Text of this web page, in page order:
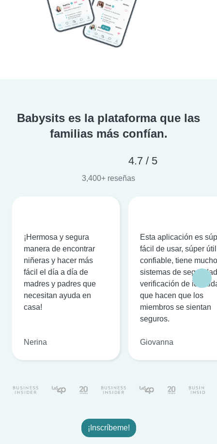
Babysits es la plataforma que las
familias más confían.
4.7 / 5
3,400+ reseñas
¡Hermosa y segura
manera de encontrar
niñeras y hacer más
fácil el día a día de
madres y padres que
necesitan ayuda en
casa!
Nerina
Esta aplicación es
fácil de usar, súper
confiable, tiene
sistemas de
verificación de
que hacen que los
miembros se sientan
seguros.
Giovanna
¡Inscríbeme!